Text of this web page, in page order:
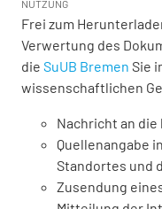
NUTZUNG
Frei zum
Verwertung des
die SuUB Bremen Sie
wissenschaftlichen
Nachricht an
Quellenangabe
Standortes und
Zusendung